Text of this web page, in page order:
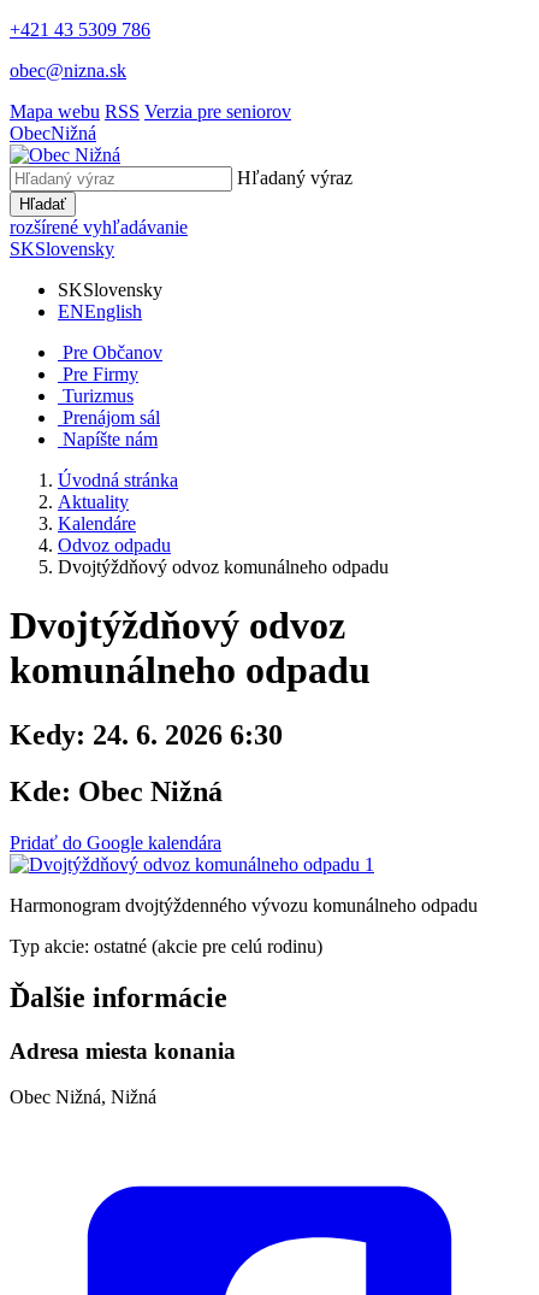
+421 43 5309 786
obec@nizna.sk
Mapa webu RSS Verzia pre seniorov
ObecNižná
Hľadaný výraz
Hľadať
rozšírené vyhľadávanie
SKSlovensky
SKSlovensky
ENEnglish
Pre Občanov
Pre Firmy
Turizmus
Prenájom sál
Napíšte nám
Úvodná stránka
Aktuality
Kalendáre
Odvoz odpadu
Dvojtýždňový odvoz komunálneho odpadu
Dvojtýždňový odvoz
komunálneho odpadu
Kedy: 24. 6. 2026 6:30
Kde: Obec Nižná
Pridať do Google kalendára
Harmonogram dvojtýždenného vývozu komunálneho odpadu
Typ akcie: ostatné (akcie pre celú rodinu)
Ďalšie informácie
Adresa miesta konania
Obec Nižná, Nižná